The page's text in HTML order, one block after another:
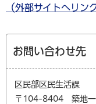
（外部サイトへリン
お問い合わせ先
区民部区民生活課
〒104-8404 築地